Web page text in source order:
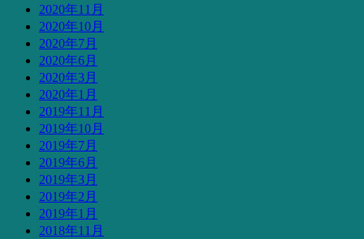
2020年11月
2020年10月
2020年7月
2020年6月
2020年3月
2020年1月
2019年11月
2019年10月
2019年7月
2019年6月
2019年3月
2019年2月
2019年1月
2018年11月